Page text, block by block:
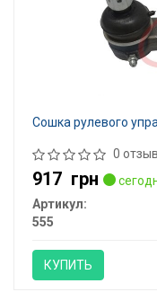
Сошка рулевого
0
917 грн
Артикул:
555
КУПИТЬ